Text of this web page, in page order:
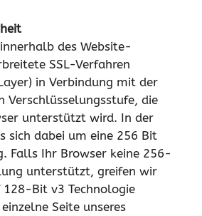
des Website-
SSL-Verfahren
in Verbindung mit der
Verschlüsselungsstufe, die
unterstützt wird. In der
sich dabei um eine 256 Bit
Falls Ihr Browser keine 256-
unterstützt, greifen wir
Bit v3 Technologie
Seite unseres